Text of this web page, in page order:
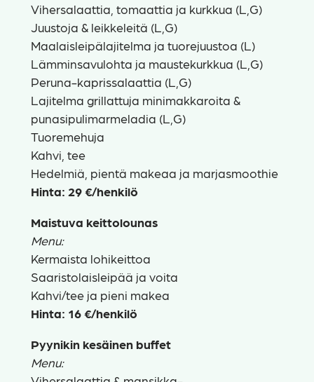
Vihersalaattia, tomaattia ja kurkkua (L,G)
Juustoja & leikkeleitä (L,G)
Maalaisleipälajitelma ja tuorejuustoa (L)
Lämminsavulohta ja maustekurkkua (L,G)
Peruna-kaprissalaattia (L,G)
Lajitelma grillattuja minimakkaroita &
punasipulimarmeladia (L,G)
Tuoremehuja
Kahvi, tee
Hedelmiä, pientä makeaa ja marjasmoothie
Hinta: 29 €/henkilö
Maistuva keittolounas
Menu:
Kermaista lohikeittoa
Saaristolaisleipää ja voita
Kahvi/tee ja pieni makea
Hinta: 16 €/henkilö
Pyynikin kesäinen buffet
Menu: